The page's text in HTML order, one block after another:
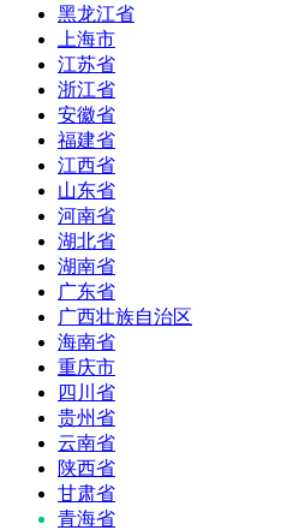
黑龙江省
上海市
江苏省
浙江省
安徽省
福建省
江西省
山东省
河南省
湖北省
湖南省
广东省
广西壮族自治区
海南省
重庆市
四川省
贵州省
云南省
陕西省
甘肃省
青海省